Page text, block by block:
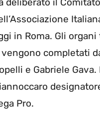
in Roma. Gli
vengono completati
e Gabriele Gava.
Pro.